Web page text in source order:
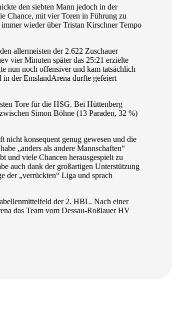
den siebten Mann jedoch in der
Chance, mit vier Toren in Führung zu
wieder über Tristan Kirschner Tempo
allermeisten der 2.622 Zuschauer
vier Minuten später das 25:21 erzielte
nun noch offensiver und kam tatsächlich
in der EmslandArena durfte gefeiert
Tore für die HSG. Bei Hüttenberg
Simon Böhne (13 Paraden, 32 %)
nicht konsequent genug gewesen und die
„anders als andere Mannschaften“
und viele Chancen herausgespielt zu
auch dank der großartigen Unterstützung
der „verrückten“ Liga und sprach
der 2. HBL. Nach einer
das Team vom Dessau-Roßlauer HV